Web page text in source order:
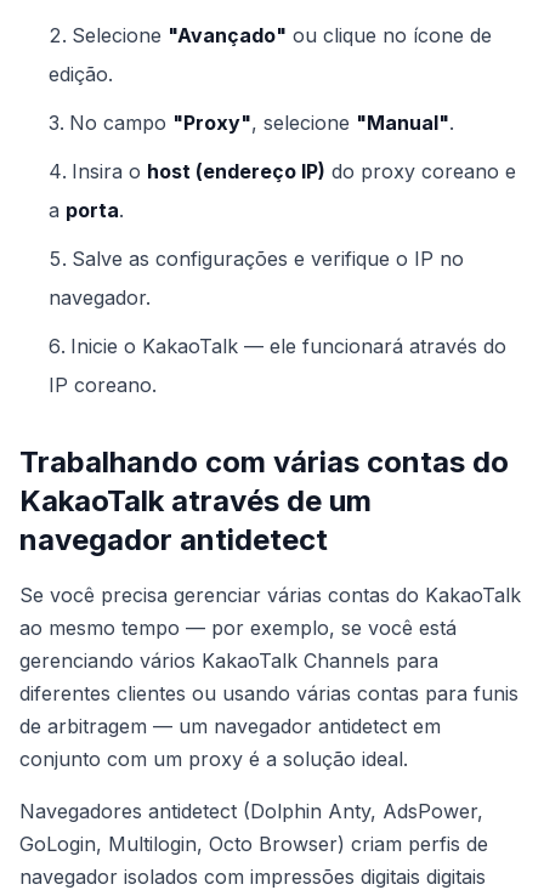
Selecione "Avançado" ou clique no ícone de
edição.
No campo "Proxy", selecione "Manual".
Insira o host (endereço IP) do proxy coreano e
a porta.
Salve as configurações e verifique o IP no
navegador.
Inicie o KakaoTalk — ele funcionará através do
IP coreano.
Trabalhando com várias contas do
KakaoTalk através de um
navegador antidetect
Se você precisa gerenciar várias contas do KakaoTalk
ao mesmo tempo — por exemplo, se você está
gerenciando vários KakaoTalk Channels para
diferentes clientes ou usando várias contas para funis
de arbitragem — um navegador antidetect em
conjunto com um proxy é a solução ideal.
Navegadores antidetect (Dolphin Anty, AdsPower,
GoLogin, Multilogin, Octo Browser) criam perfis de
navegador isolados com impressões digitais digitais